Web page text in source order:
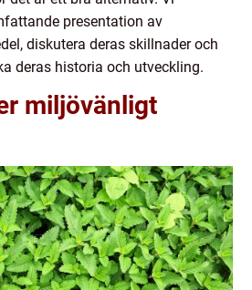
presentation av
diskutera deras skillnader och
deras historia och utveckling.
miljövänligt